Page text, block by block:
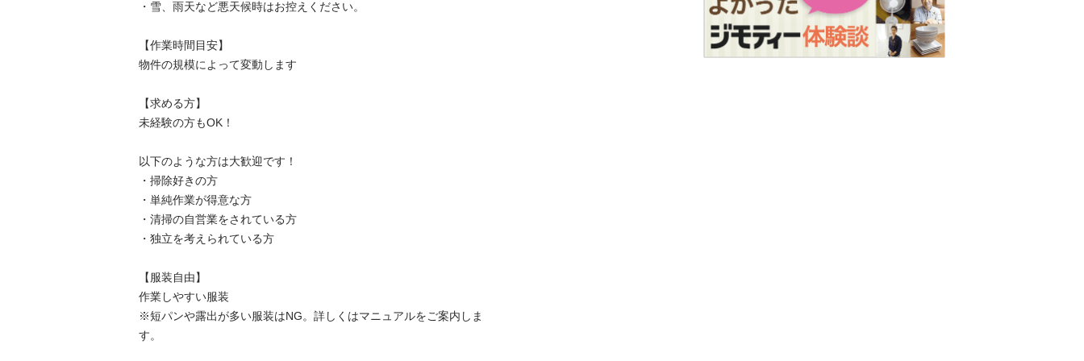
・雪、雨天など悪天候時はお控えください。
【作業時間目安】
物件の規模によって変動します
【求める方】
未経験の方もOK！
以下のような方は大歓迎です！
・掃除好きの方
・単純作業が得意な方
・清掃の自営業をされている方
・独立を考えられている方
【服装自由】
作業しやすい服装
※短パンや露出が多い服装はNG。詳しくはマニュアルをご案内しま
す。